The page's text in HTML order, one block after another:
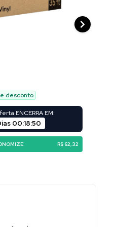
desconto
ENCERRA EM:
00:18:48
R$ 62,32